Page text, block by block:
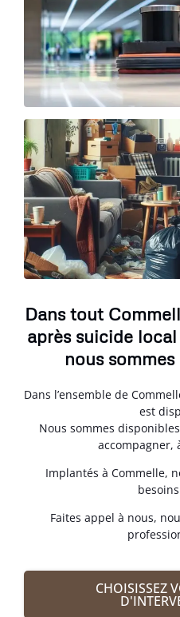
Dans tout
après suicide
nous
Dans l’ensemble de
est
Nous sommes
accompagner,
Implantés à Commelle,
Faites appel à nous,
CHOISISSEZ